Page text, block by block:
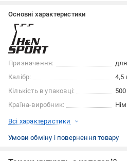
Основні характеристики
Призначення:
Калібр:
4,5
Кількість в упаковці:
Країна-виробник:
Всі характеристики
Умови обміну і повернення товару